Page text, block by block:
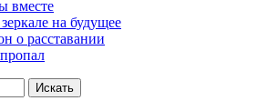
вместе
на будущее
о расставании